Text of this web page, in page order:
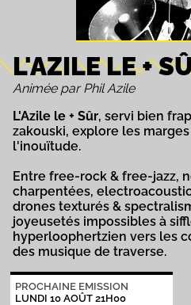
L'AZILE LE +
Animée par Phil Azile
L'Azile le + Sûr, servi bien
zakouski, explore les
l'inouïtude.
Entre free-rock & free-jazz,
charpentées,
drones texturés &
joyeusetés impossibles à
hyperloophertzien vers les
des musique de traverse.
PROCHAINE EMISSION
LUNDI 10 AOÛT 21H00